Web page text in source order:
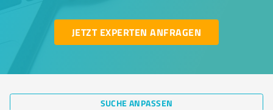
JETZT EXPERTEN ANFRAGEN
SUCHE ANPASSEN